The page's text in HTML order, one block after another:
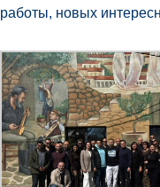
работы, новых